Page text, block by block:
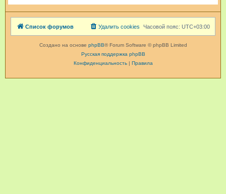
Список форумов Часовой пояс: UTC+03:00
Удалить cookies
Создано на основе phpBB® Forum Software © phpBB Limited
Русская поддержка phpBB
Конфиденциальность| Правила